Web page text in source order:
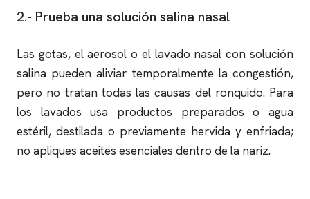
2.- Prueba una solución salina nasal
Las gotas, el aerosol o el lavado nasal con solución
salina pueden aliviar temporalmente la congestión,
pero no tratan todas las causas del ronquido. Para
los lavados usa productos preparados o agua
estéril, destilada o previamente hervida y enfriada;
no apliques aceites esenciales dentro de la nariz.